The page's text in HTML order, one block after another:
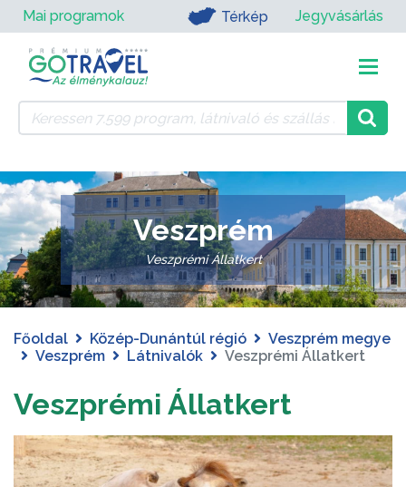
Mai programok Térkép Jegyvásárlás
Veszprém
Veszprémi Állatkert
Főoldal Közép-Dunántúl régió
Veszprém megye
Veszprém
Látnivalók Veszprémi Állatkert
Veszprémi Állatkert